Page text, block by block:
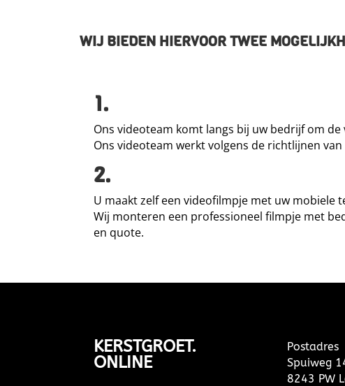
WIJ BIEDEN HIERVOOR TWEE
1.
Ons videoteam komt langs bij uw bedrijf om
Ons videoteam werkt volgens de richtlijnen van
2.
U maakt zelf een videofilmpje met uw mobiele
Wij monteren een professioneel filmpje met
en quote.
KERSTGROET.
ONLINE
Postadres
Spuiweg
8243 PW